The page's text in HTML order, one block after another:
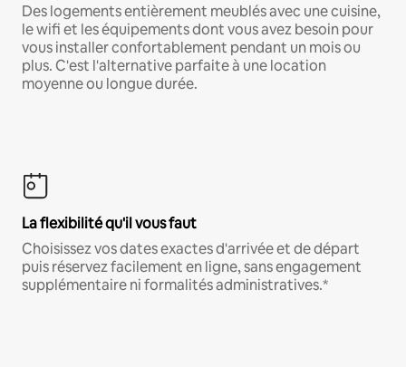
Des logements entièrement meublés avec une cuisine,
le wifi et les équipements dont vous avez besoin pour
vous installer confortablement pendant un mois ou
plus. C'est l'alternative parfaite à une location
moyenne ou longue durée.
La flexibilité qu'il vous faut
Choisissez vos dates exactes d'arrivée et de départ
puis réservez facilement en ligne, sans engagement
supplémentaire ni formalités administratives.*